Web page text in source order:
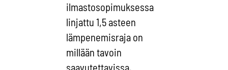
ilmastosopimuksessa
linjattu 1,5 asteen
lämpenemisraja on
millään tavoin
saavutettavissa.